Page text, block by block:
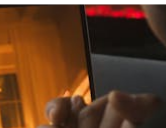
KONTAKT-HAMBURG
KONTAKT-POTSDAM
KONTAKT-WIESBADEN
KARRIERE BEI START: